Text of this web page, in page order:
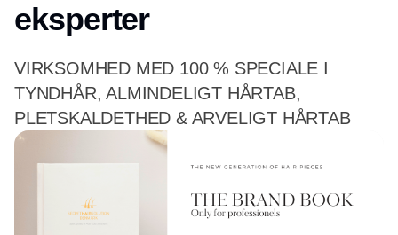
eksperter
VIRKSOMHED MED 100 % SPECIALE I
TYNDHÅR, ALMINDELIGT HÅRTAB,
PLETSKALDETHED & ARVELIGT HÅRTAB